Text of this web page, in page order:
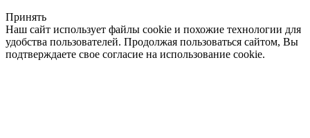
Принять
Наш сайт использует файлы cookie и похожие технологии для
удобства пользователей. Продолжая пользоваться сайтом, Вы
подтверждаете свое согласие на использование cookie.